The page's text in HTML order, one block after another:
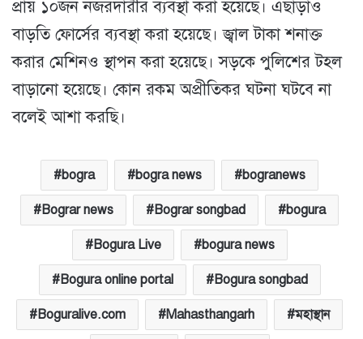
প্রায় ১০জন নজরদারীর ব্যবস্থা করা হয়েছে। এছাড়াও
বাড়তি ফোর্সের ব্যবস্থা করা হয়েছে। জ্বাল টাকা শনাক্ত
করার মেশিনও স্থাপন করা হয়েছে। সড়কে পুলিশের টহল
বাড়ানো হয়েছে। কোন রকম অপ্রীতিকর ঘটনা ঘটবে না
বলেই আশা করছি।
bogra bogra news bogranews
Bograr news Bograr songbad bogura
Bogura Live bogura news
Bogura online portal Bogura songbad
Boguralive.com Mahasthangarh মহাস্থান